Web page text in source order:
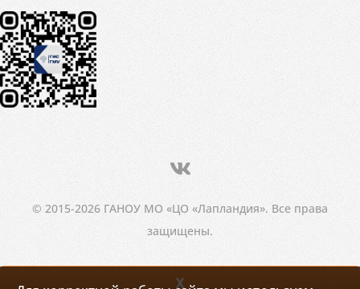
© 2015-2026 ГАНОУ МО «ЦО «Лапландия». Все права
защищены.
X